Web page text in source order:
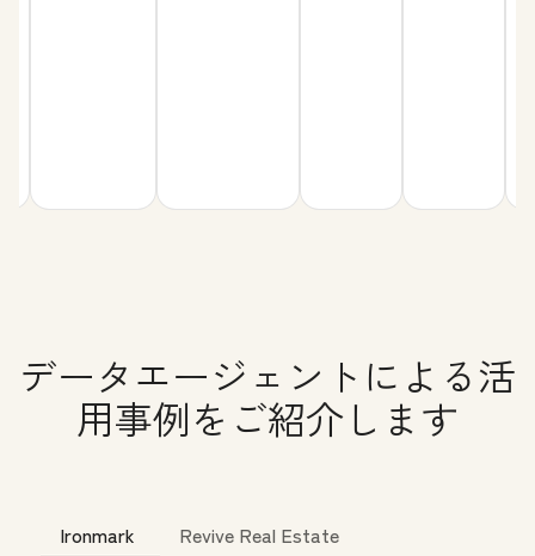
データエージェントによる活
用事例をご紹介します
Ironmark Revive Real Estate